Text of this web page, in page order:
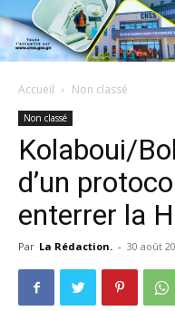
Accueil Non classé
Non classé
Kolaboui/
d’un
enterrer la
Par La Rédaction. - 30 août